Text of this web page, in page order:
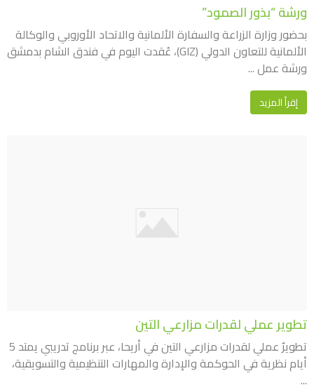
ورشة “بذور الصمود”
بحضور وزارة الزراعة والسفارة الألمانية والاتحاد الأوروبي والوكالة
الألمانية للتعاون الدولي (GIZ)، عُقدت اليوم في فندق الشام بدمشق
ورشة عمل ...
إقرأ المزيد
تطوير عملي لقدرات مزارعي التين
تطويرٌ عملي لقدرات مزارعي التين في أريحا، عبر برنامج تدريبي يمتد 5
أيام نظرية في الحوكمة والإدارة والمهارات التنظيمية والتسويقية،
...